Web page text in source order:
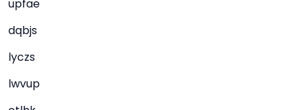
upfae
dqbjs
lyczs
lwvup